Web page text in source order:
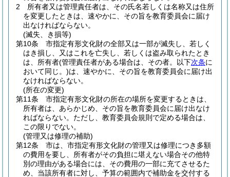
2
所有者又は管理責任者は、その氏名若しくは名称又は住所
を変更したときは、速やかに、その旨を教育委員会に届け
出なければならない。
(滅失、き損等)
第10条
市指定有形文化財の全部又は一部が滅失し、若しく
はき損し、又はこれを亡失し、若しくは盗み取られたとき
は、所有者(管理責任者がある場合は、その者。以下次条に
おいて同じ。)は、速やかに、その旨を教育委員会に届け出
なければならない。
(所在の変更)
第11条
市指定有形文化財の所在の場所を変更するときは、
所有者は、あらかじめ、その旨を教育委員会に届け出なけ
ればならない。 ただし、教育委員会規則で定める場合は、
この限りでない。
(管理又は修理の補助)
第12条
市は、市指定有形文化財の管理又は修理につき多額
の費用を要し、所有者がその負担に堪えない場合その他特
別の理由がある場合には、その費用の一部に充てさせるた
め、当該所有者に対し、予算の範囲内で補助金を交付する